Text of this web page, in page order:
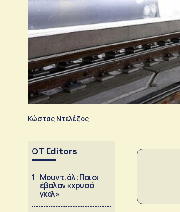
Κώστας Ντελέζος
OT Editors
1 Μουντιάλ: Ποιοι
έβαλαν «χρυσό
γκολ»